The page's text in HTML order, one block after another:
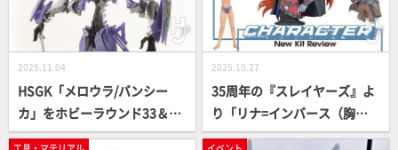
2025.11.04
HSGK「メロウラ/バンシー
カ」をホビーラウンド33＆HR
SR限定で発売！3形態を再現
2025.10.27
35周年の『スレイヤーズ』よ
り「リナ=インバース（胸
像）」が“ 塗るガレ”となって